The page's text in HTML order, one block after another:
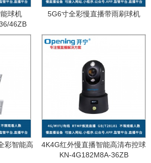
球机
46ZB
5G6寸全彩慢直播带雨刷球机
彩智能高
4K4G红外慢直播智能高清布控球
KN-4G182M8A-36ZB